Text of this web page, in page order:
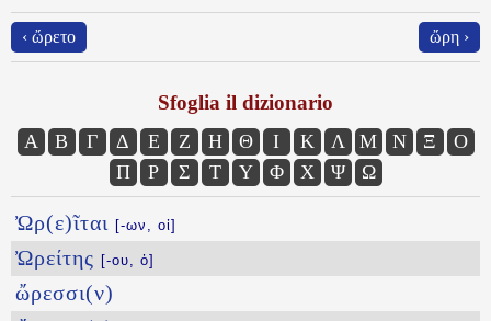
‹ ὤρετο ὤρη ›
Sfoglia il dizionario
Α Β Γ Δ Ε Ζ Η Θ Ι Κ Λ Μ Ν Ξ
Ο
Π
Ρ Σ Τ Υ Φ Χ Ψ Ω
Ὠρ(ε)ῖται [-ων, οἱ]
Ὠρείτης [-ου, ὁ]
ὤρεσσι(ν)